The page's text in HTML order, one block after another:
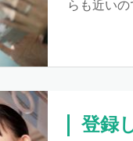
らも近い
登録